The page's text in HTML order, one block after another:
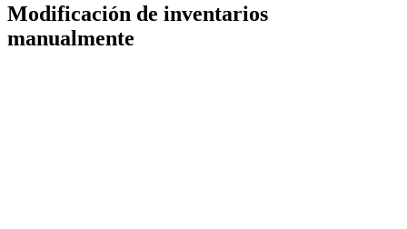
Modificación de inventarios
manualmente